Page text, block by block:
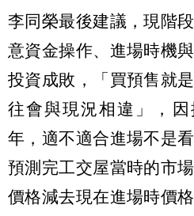
李同榮最後建議，現階
意資金操作、進場時機
投資成敗，「買預售就
往會與現況相違」，
年，適不適合進場不是
預測完工交屋當時的市
價格減去現在進場時價